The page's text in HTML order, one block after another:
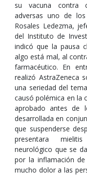
su vacuna contra
adversas uno de
Rosales Ledezma,
del Instituto de
indicó que la pausa
algo está mal, al
farmacéutico. En
realizó AstraZeneca
una seriedad del
causó polémica en la
aprobado antes de
desarrollada en
que suspenderse
presentara
neurológico que se
por la inflamación
mucho dolor a las